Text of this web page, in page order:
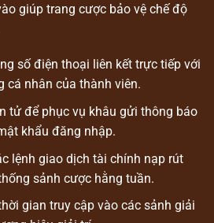
giúp trang cược bảo vệ chế độ
số điện thoại liên kết trực tiếp với
cá nhân của thành viên.
tử để phục vụ khâu gửi thông báo
khẩu đăng nhập.
lệnh giao dịch tài chính nạp rút
sảnh cược hằng tuần.
gian truy cập vào các sảnh giải